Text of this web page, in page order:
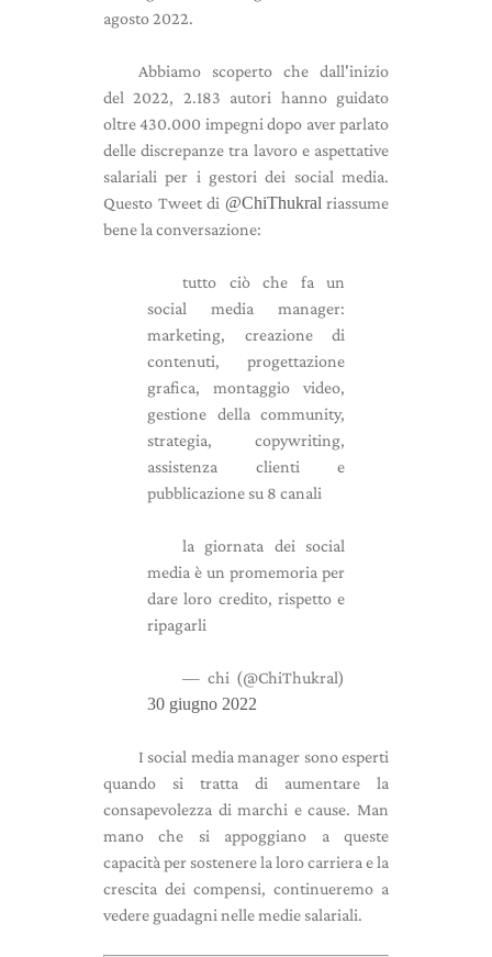
agosto 2022.
Abbiamo scoperto che dall'inizio
del 2022, 2.183 autori hanno guidato
oltre 430.000 impegni dopo aver parlato
delle discrepanze tra lavoro e aspettative
salariali per i gestori dei social media.
Questo Tweet di @ChiThukral riassume
bene la conversazione:
tutto ciò che fa un
social media manager:
marketing, creazione di
contenuti, progettazione
grafica, montaggio video,
gestione della community,
strategia, copywriting,
assistenza clienti e
pubblicazione su 8 canali
la giornata dei social
media è un promemoria per
dare loro credito, rispetto e
ripagarli
— chi (@ChiThukral)
30 giugno 2022
I social media manager sono esperti
quando si tratta di aumentare la
consapevolezza di marchi e cause. Man
mano che si appoggiano a queste
capacità per sostenere la loro carriera e la
crescita dei compensi, continueremo a
vedere guadagni nelle medie salariali.